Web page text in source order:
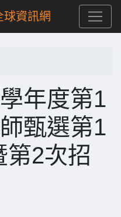
資訊網
年度第1
甄選第1
第2次招